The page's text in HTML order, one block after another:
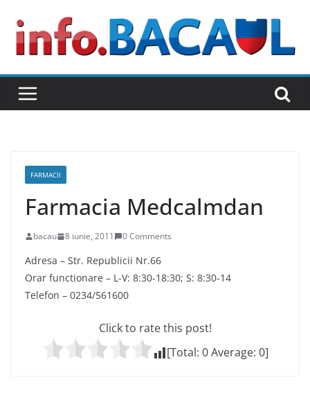
content
FARMACII
Farmacia Medcalmdan
bacau 8 iunie, 2011 0 Comments
Adresa – Str. Republicii Nr.66
Orar functionare – L-V: 8:30-18:30; S: 8:30-14
Telefon – 0234/561600
Click to rate this post!
[Total: 0Average: 0]